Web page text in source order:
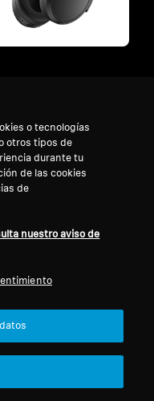
4 Wireless
$ 5,999.00
Añadir al carrito
o tecnologías
otros tipos de
durante tu
de las cookies
de
nuestro aviso de